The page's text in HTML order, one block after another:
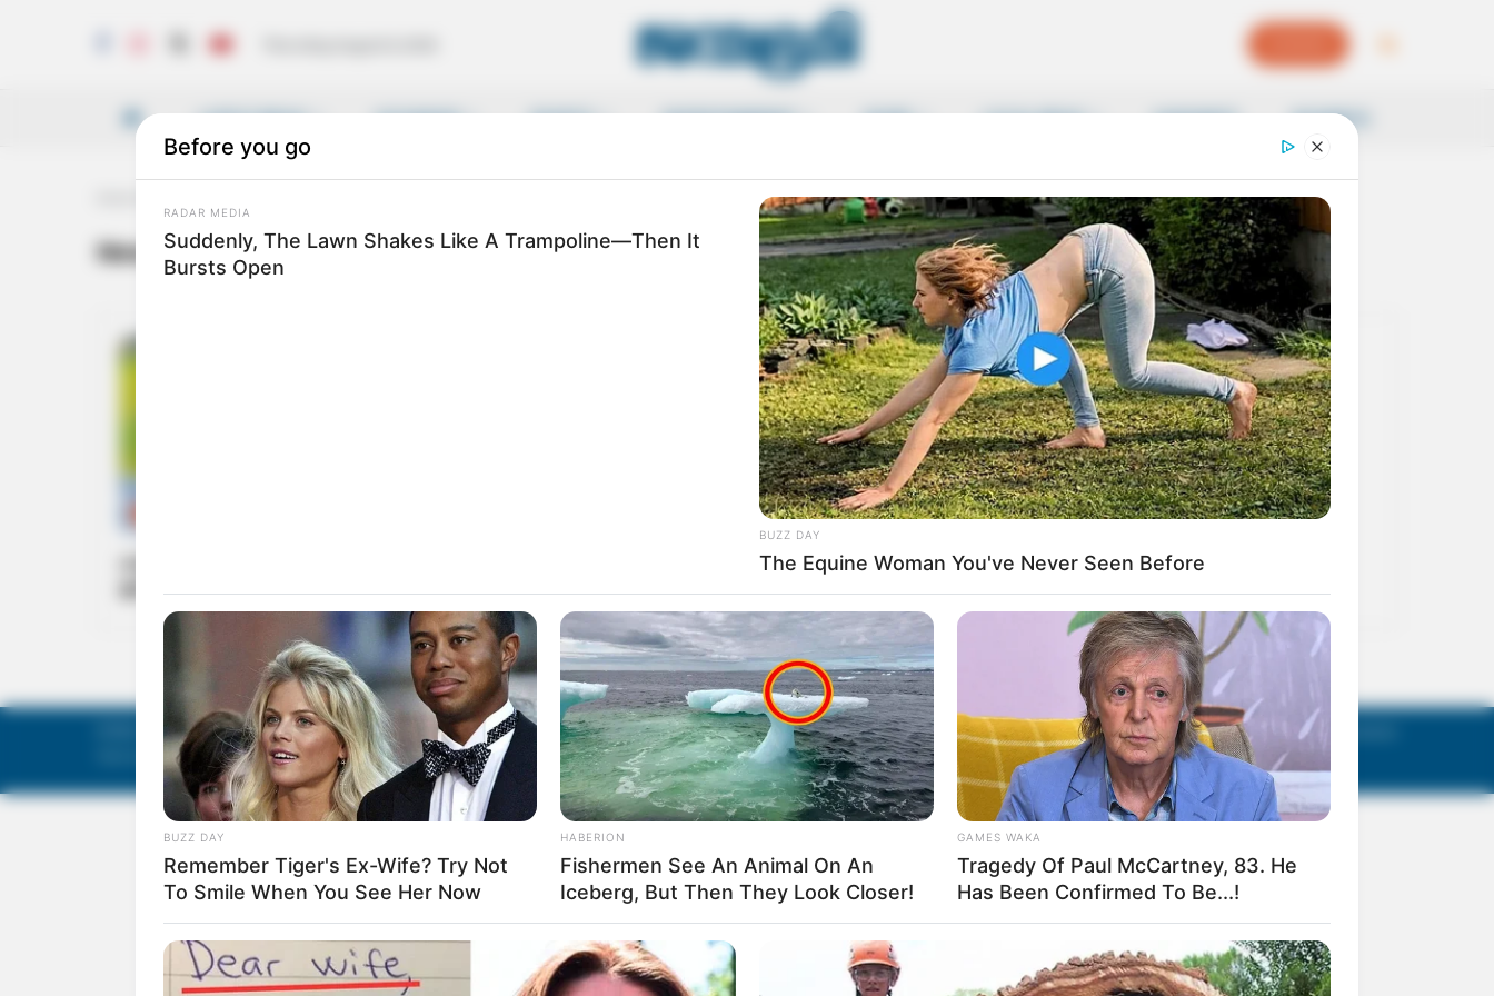
LATEST NEWS VICHARAM SPORTS ENTERTAINMENT MORE LOCAL NEWS SAMSKRITI BUSINESS
New Zealand-Afghanistan Test Match
ഇത് ചരിത്രത്തിലെ എട്ടാമത്തെ ടെസ്റ്റ്
About Us Contact Us Terms of Use Privacy Policy AGM Announcements
Mathruka Pracharanalayam Limited.
Tech-enabled by
Ananthapuri Technologies.